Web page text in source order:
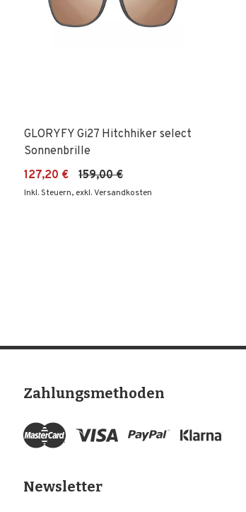
GLORYFY Gi27 Hitchhiker select
Sonnenbrille
127,20 €
159,00 €
Inkl. Steuern, exkl. Versandkosten
Zahlungsmethoden
Newsletter